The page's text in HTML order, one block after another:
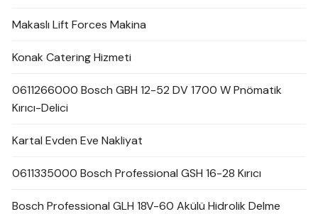
Makaslı Lift Forces Makina
Konak Catering Hizmeti
0611266000 Bosch GBH 12-52 DV 1700 W Pnömatik
Kırıcı-Delici
Kartal Evden Eve Nakliyat
0611335000 Bosch Professional GSH 16-28 Kırıcı
Bosch Professional GLH 18V-60 Akülü Hidrolik Delme